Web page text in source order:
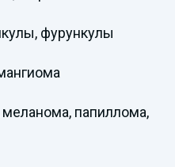
фурункулы
папиллома,